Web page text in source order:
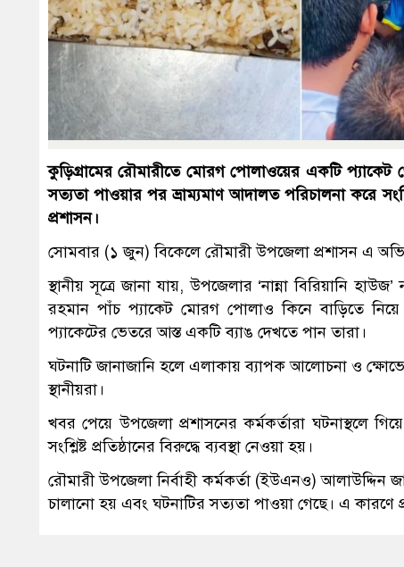
কুড়িগ্রামের রৌমারীতে মোরগ পোলাওয়ের একটি প্যাকেট
সত্যতা পাওয়ার পর ভ্রাম্যমাণ আদালত পরিচালনা করে
প্রশাসন।
সোমবার (১ জুন) বিকেলে রৌমারী উপজেলা প্রশাসন এ
স্থানীয় সূত্রে জানা যায়, উপজেলার ‘নান্না বিরিয়ানি
রহমান পাঁচ প্যাকেট মোরগ পোলাও কিনে বাড়িতে
প্যাকেটের ভেতরে আস্ত একটি ব্যাঙ দেখতে পান তারা।
ঘটনাটি জানাজানি হলে এলাকায় ব্যাপক আলোচনা ও ক্ষোভের
স্থানীয়রা।
খবর পেয়ে উপজেলা প্রশাসনের কর্মকর্তারা ঘটনাস্থলে
সংশ্লিষ্ট প্রতিষ্ঠানের বিরুদ্ধে ব্যবস্থা নেওয়া হয়।
রৌমারী উপজেলা নির্বাহী কর্মকর্তা (ইউএনও) আলাউদ্দিন
চালানো হয় এবং ঘটনাটির সত্যতা পাওয়া গেছে। এ কারণে